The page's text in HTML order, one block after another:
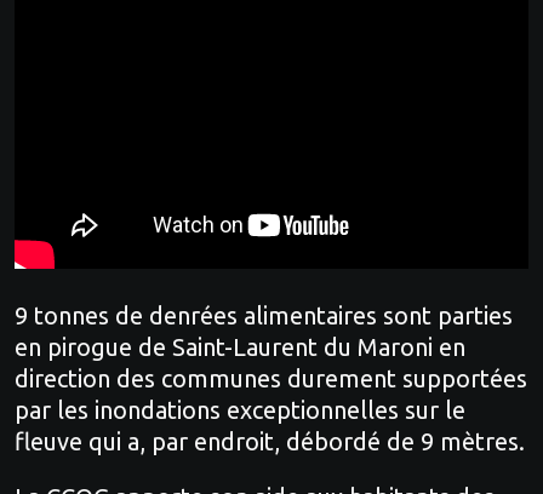
9 tonnes de denrées alimentaires sont parties
en pirogue de Saint-Laurent du Maroni en
direction des communes durement supportées
par les inondations exceptionnelles sur le
fleuve qui a, par endroit, débordé de 9 mètres.